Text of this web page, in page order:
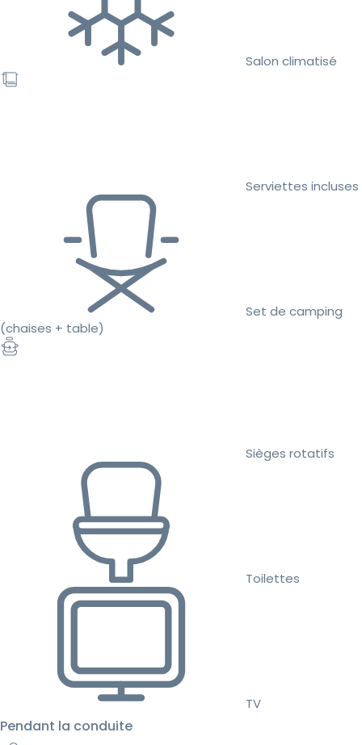
Salon climatisé
Serviettes incluses
Set de camping
(chaises + table)
Sièges rotatifs
Toilettes
TV
Pendant la conduite